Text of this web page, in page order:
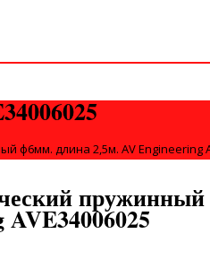
ф6мм. длина 2,5м. AV Engineering